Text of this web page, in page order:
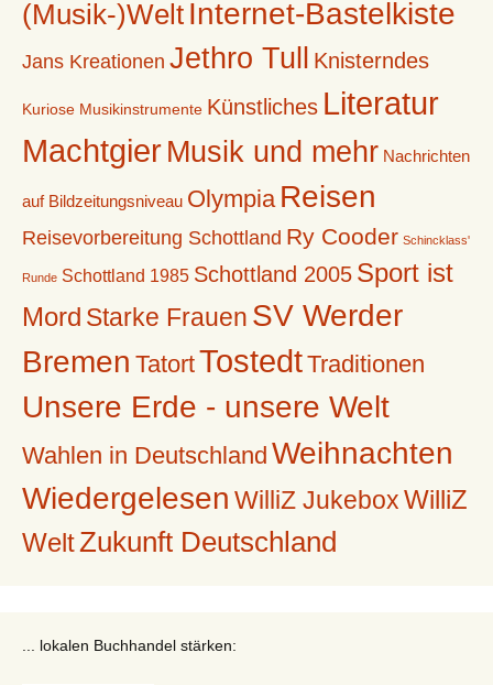
(Musik-)Welt Internet-Bastelkiste
Jans Kreationen Jethro Tull Knisterndes
Kuriose Musikinstrumente Künstliches Literatur
MachtgierMusik und mehr Nachrichten
auf Bildzeitungsniveau Olympia Reisen
Reisevorbereitung Schottland Ry Cooder Schincklass'
Runde Schottland 1985 Schottland 2005 Sport ist
Mord Starke Frauen SV Werder
Bremen TatortTostedtTraditionen
Unsere Erde - unsere Welt
Wahlen in Deutschland Weihnachten
Wiedergelesen WilliZ Jukebox WilliZ
WeltZukunft Deutschland
... lokalen Buchhandel stärken: